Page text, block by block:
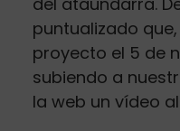
puntualizado
proyecto el 5 de
subiendo a
la web un vídeo al